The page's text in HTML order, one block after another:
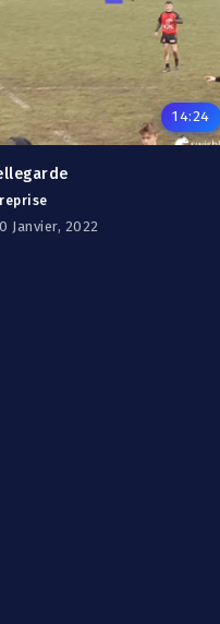
14:24
Janvier, 2022